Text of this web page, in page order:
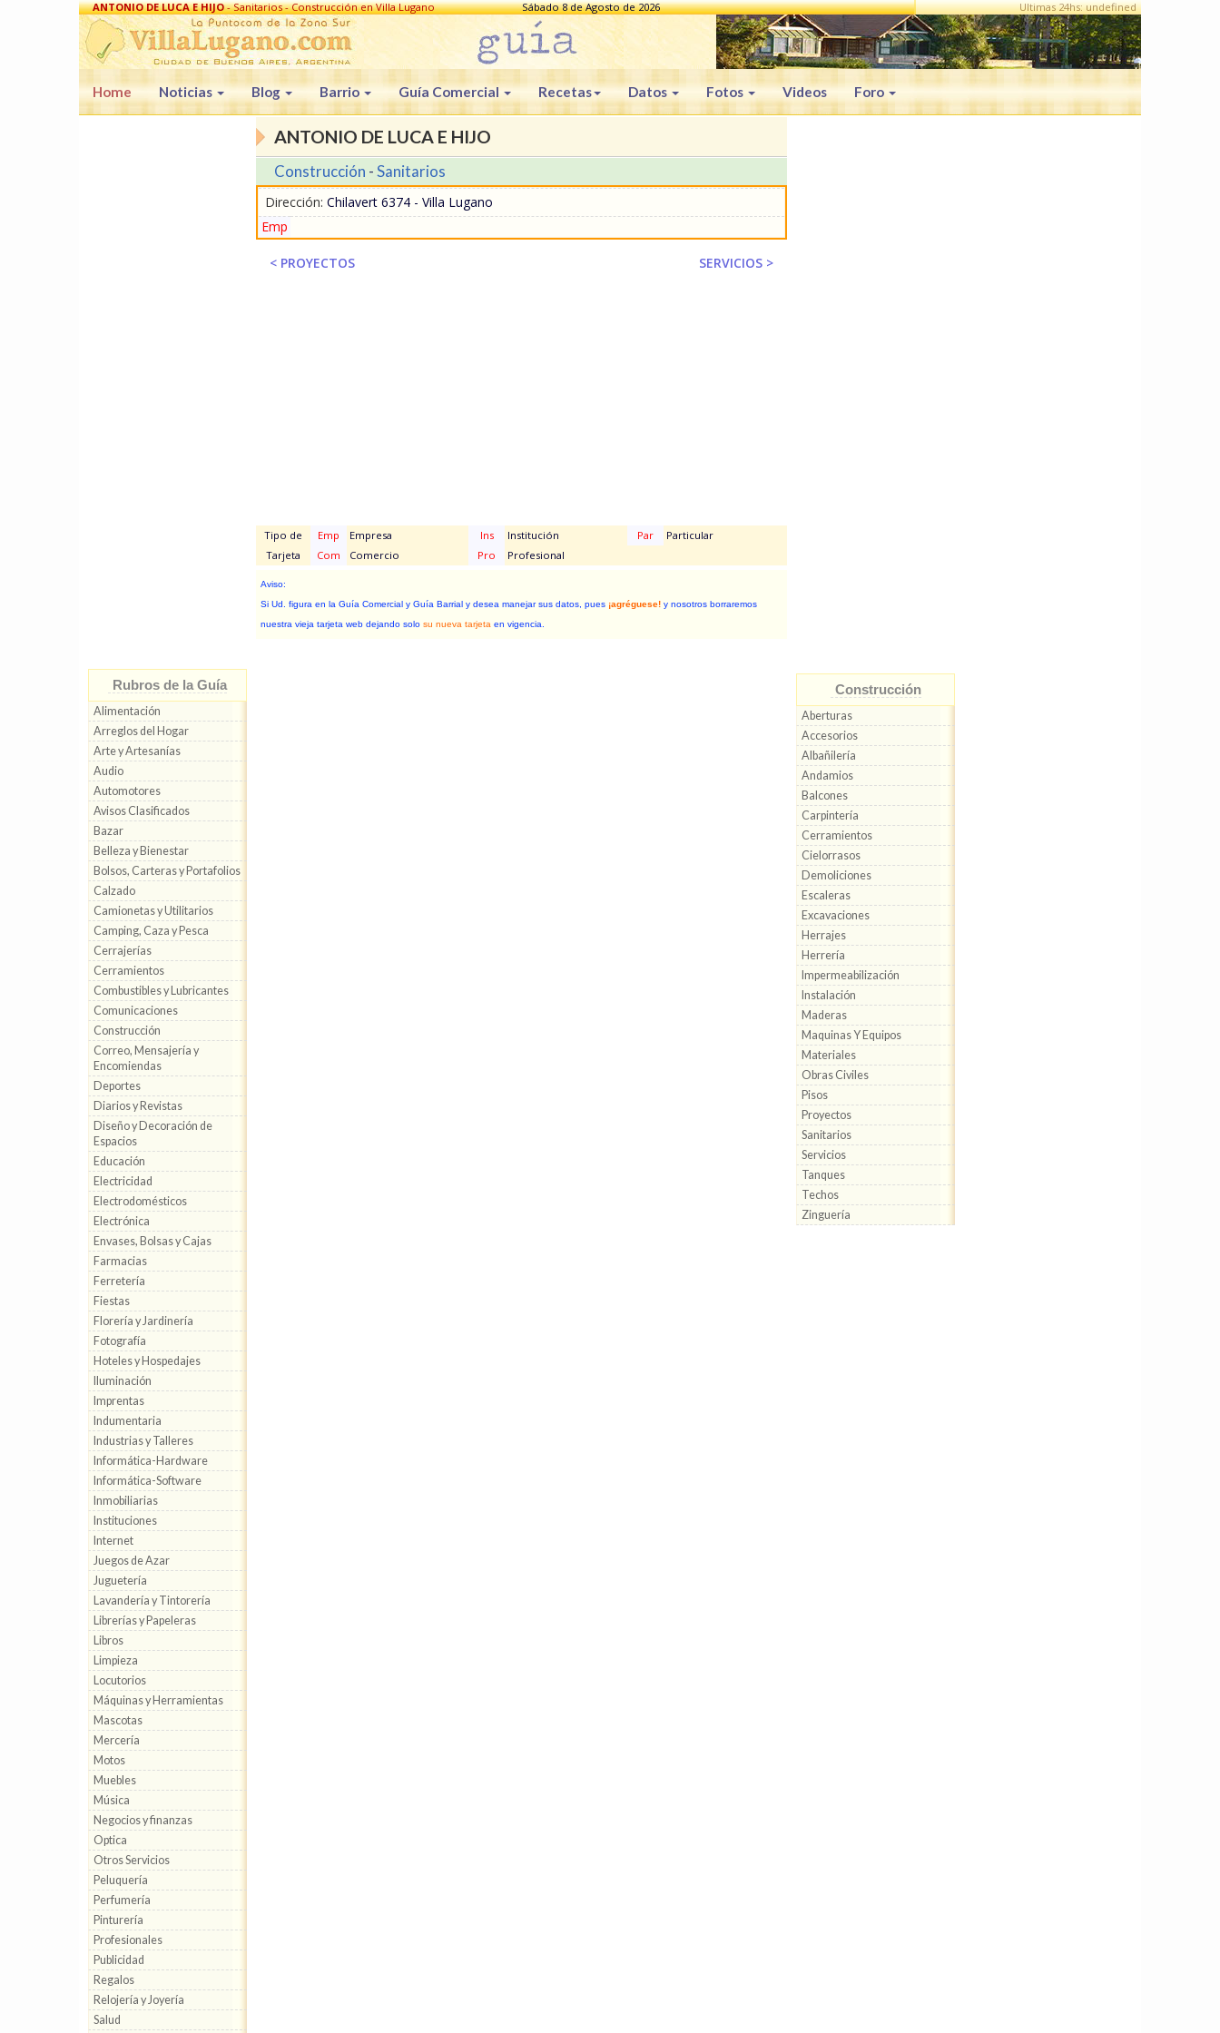
ANTONIO DE LUCA E HIJO- Sanitarios - Construcción en Villa Lugano Sábado 8 de Agosto de 2026 Ultimas 24hs: undefined
Home Noticias Blog Barrio Guía Comercial Recetas Datos Fotos Videos Foro
Rubros de la Guía
Alimentación
Arreglos del Hogar
Arte y Artesanías
Audio
Automotores
Avisos Clasificados
Bazar
Belleza y Bienestar
Bolsos, Carteras y Portafolios
Calzado
Camionetas y Utilitarios
Camping, Caza y Pesca
Cerrajerías
Cerramientos
Combustibles y Lubricantes
Comunicaciones
Construcción
Correo, Mensajería y
Encomiendas
Deportes
Diarios y Revistas
Diseño y Decoración de
Espacios
Educación
Electricidad
Electrodomésticos
Electrónica
Envases, Bolsas y Cajas
Farmacias
Ferretería
Fiestas
Florería y Jardinería
Fotografía
Hoteles y Hospedajes
Iluminación
Imprentas
Indumentaria
Industrias y Talleres
Informática-Hardware
Informática-Software
Inmobiliarias
Instituciones
Internet
Juegos de Azar
Juguetería
Lavandería y Tintorería
Librerías y Papeleras
Libros
Limpieza
Locutorios
Máquinas y Herramientas
Mascotas
Mercería
Motos
Muebles
Música
Negocios y finanzas
Optica
Otros Servicios
Peluquería
Perfumería
Pinturería
Profesionales
Publicidad
Regalos
Relojería y Joyería
Salud
ANTONIO DE LUCA E HIJO
Construcción -Sanitarios
Dirección: Chilavert 6374 - Villa Lugano
Emp
< PROYECTOS SERVICIOS >
Tipo de
Tarjeta
Emp Empresa Ins Institución Par
Particular
Com
Comercio Pro Profesional
Aviso:
Si Ud. figura en la Guía Comercial y Guía Barrial y desea manejar sus datos, pues ¡agréguese! y nosotros borraremos
nuestra vieja tarjeta web dejando solo su nueva tarjeta en vigencia.
Construcción
Aberturas
Accesorios
Albañilería
Andamios
Balcones
Carpintería
Cerramientos
Cielorrasos
Demoliciones
Escaleras
Excavaciones
Herrajes
Herrería
Impermeabilización
Instalación
Maderas
Maquinas Y Equipos
Materiales
Obras Civiles
Pisos
Proyectos
Sanitarios
Servicios
Tanques
Techos
Zinguería